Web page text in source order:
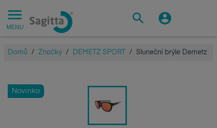
MENU
Domů / Značky / DEMETZ SPORT / Sluneční brýle Demetz
Novinka